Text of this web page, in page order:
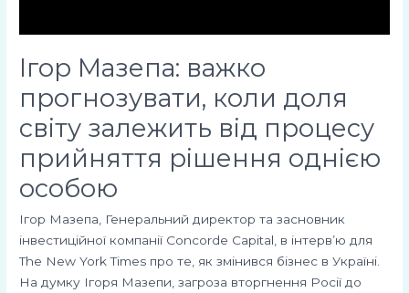
Ігор Мазепа: важко
прогнозувати, коли доля
світу залежить від процесу
прийняття рішення однією
особою
Ігор Мазепа, Генеральний директор та засновник
інвестиційної компанії Concorde Capital, в інтерв’ю для
The New York Times про те, як змінився бізнес в Україні.
На думку Ігоря Мазепи, загроза вторгнення Росії до
однією
особою